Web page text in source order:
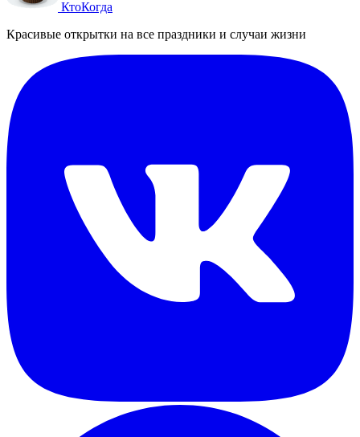
КтоКогда
Красивые открытки на все праздники и случаи жизни